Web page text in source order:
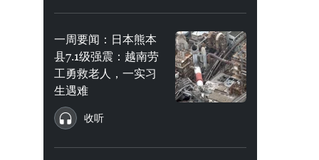
一周要闻：日本熊本
县7.1级强震：越南劳
工勇救老人，一实习
生遇难
收听